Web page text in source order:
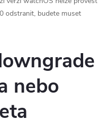
odstranit, budete muset
nebo